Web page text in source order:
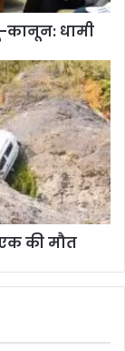
कानून: धामी
एक की मौत